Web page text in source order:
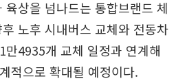
육상을 넘나드는 통합브랜드 체
노후 시내버스 교체와 전동차
만4935개 교체 일정과 연계해
적으로 확대될 예정이다.